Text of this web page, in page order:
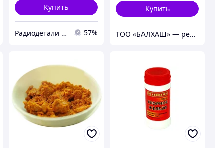
Купить
Радиодетали и робототехника в Казахстане "RadioMart" 57%
Купить
ТOO «БАЛХАШ» — реализация химической продукции